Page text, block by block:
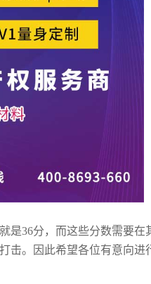
是36分，而这些分数需要在
。因此希望各位有意向进